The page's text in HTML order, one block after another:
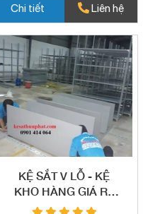
Chi tiết Liên hệ
KỆ SẮT V LỖ - KỆ
KHO HÀNG GIÁ RẺ
BÌNH TÂN 03